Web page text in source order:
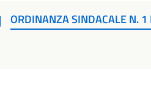
ORDINANZA SINDACALE N.